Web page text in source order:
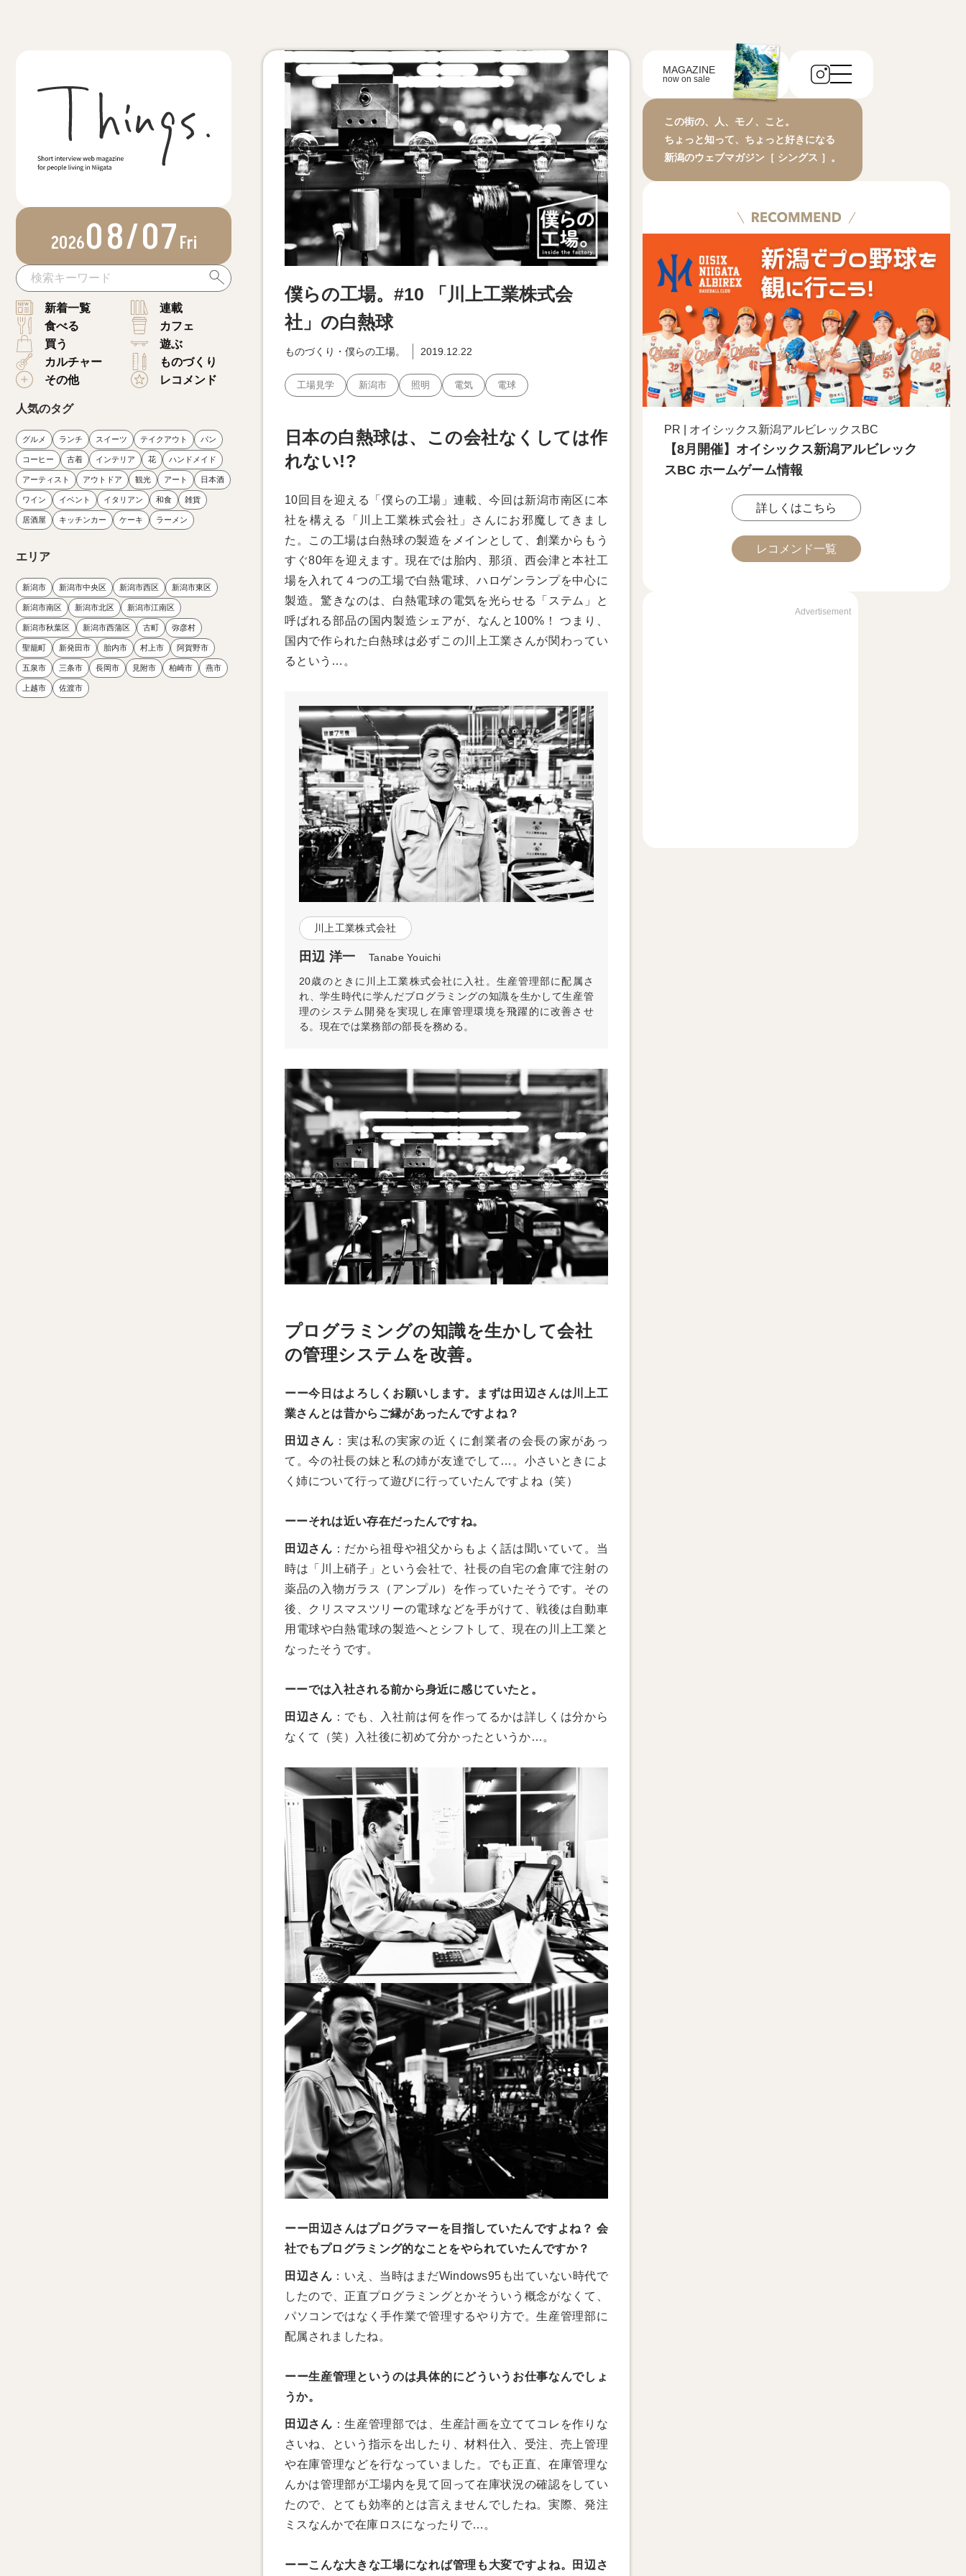
202608/07Fri
新着一覧
連載
食べる
カフェ
買う
遊ぶ
カルチャー
ものづくり
その他
レコメンド
人気のタグ
グルメ ランチ スイーツ テイクアウト パン
コーヒー 古着 インテリア 花 ハンドメイド
アーティスト アウトドア 観光 アート 日本酒
ワイン イベント イタリアン 和食 雑貨
居酒屋 キッチンカー ケーキ ラーメン
エリア
新潟市 新潟市中央区 新潟市西区 新潟市東区
新潟市南区 新潟市北区 新潟市江南区
新潟市秋葉区 新潟市西蒲区 古町 弥彦村
聖籠町 新発田市 胎内市 村上市 阿賀野市
五泉市 三条市 長岡市 見附市 柏崎市 燕市
上越市 佐渡市
僕らの工場。#10 「川上工業株式会
社」の白熱球
ものづくり・僕らの工場。 2019.12.22
工場見学 新潟市 照明 電気 電球
日本の白熱球は、この会社なくしては作
れない!?
10回目を迎える「僕らの工場」連載、今回は新潟市南区に本
社を構える「川上工業株式会社」さんにお邪魔してきまし
た。この工場は白熱球の製造をメインとして、創業からもう
すぐ80年を迎えます。現在では胎内、那須、西会津と本社工
場を入れて４つの工場で白熱電球、ハロゲンランプを中心に
製造。驚きなのは、白熱電球の電気を光らせる「ステム」と
呼ばれる部品の国内製造シェアが、なんと100%！ つまり、
国内で作られた白熱球は必ずこの川上工業さんが関わってい
るという…。
川上工業株式会社
田辺 洋一 Tanabe Youichi
20歳のときに川上工業株式会社に入社。生産管理部に配属さ
れ、学生時代に学んだブログラミングの知識を生かして生産管
理のシステム開発を実現し在庫管理環境を飛躍的に改善させ
る。現在では業務部の部長を務める。
プログラミングの知識を生かして会社
の管理システムを改善。
ーー今日はよろしくお願いします。まずは田辺さんは川上工
業さんとは昔からご縁があったんですよね？
田辺さん ：実は私の実家の近くに創業者の会長の家があっ
て。今の社長の妹と私の姉が友達でして…。小さいときによ
く姉について行って遊びに行っていたんですよね（笑）
ーーそれは近い存在だったんですね。
田辺さん ：だから祖母や祖父からもよく話は聞いていて。当
時は「川上硝子」という会社で、社長の自宅の倉庫で注射の
薬品の入物ガラス（アンプル）を作っていたそうです。その
後、クリスマスツリーの電球などを手がけて、戦後は自動車
用電球や白熱電球の製造へとシフトして、現在の川上工業と
なったそうです。
ーーでは入社される前から身近に感じていたと。
田辺さん ：でも、入社前は何を作ってるかは詳しくは分から
なくて（笑）入社後に初めて分かったというか…。
ーー田辺さんはプログラマーを目指していたんですよね？ 会
社でもプログラミング的なことをやられていたんですか？
田辺さん ：いえ、当時はまだWindows95も出ていない時代で
したので、正直プログラミングとかそういう概念がなくて、
パソコンではなく手作業で管理するやり方で。生産管理部に
配属されましたね。
ーー生産管理というのは具体的にどういうお仕事なんでしょ
うか。
田辺さん ：生産管理部では、生産計画を立ててコレを作りな
さいね、という指示を出したり、材料仕入、受注、売上管理
や在庫管理などを行なっていました。でも正直、在庫管理な
んかは管理部が工場内を見て回って在庫状況の確認をしてい
たので、とても効率的とは言えませんでしたね。実際、発注
ミスなんかで在庫ロスになったりで…。
ーーこんな大きな工場になれば管理も大変ですよね。田辺さ
MAGAZINE
now on sale
この街の、人、モノ、こと。
ちょっと知って、ちょっと好きになる
新潟のウェブマガジン［ シングス ］。
PR | オイシックス新潟アルビレックスBC
【8月開催】オイシックス新潟アルビレック
スBC ホームゲーム情報
詳しくはこちら
レコメンド一覧
Advertisement